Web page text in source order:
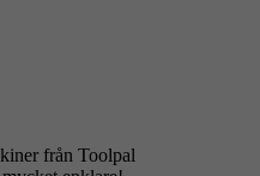
från Toolpal